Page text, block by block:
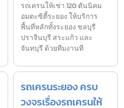
รถเครนให้เช่า 120 ตันนิคม
อมตะซิตี้ระยอง ให้บริการ
พื้นที่หลักทั้งระยอง ชลบุรี
ปราจีนบุรี สระแก้ว และ
จันทบุรี ด้วยทีมงานที
รถเครนระยอง ครบ
วงจรเรื่องรถเครนให้